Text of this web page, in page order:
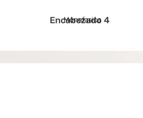
Encabezado 4
Monofasica